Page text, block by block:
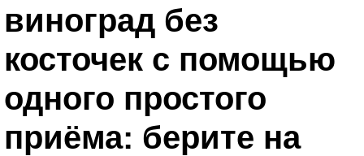
виноград без
косточек с помощью
одного простого
приёма: берите на